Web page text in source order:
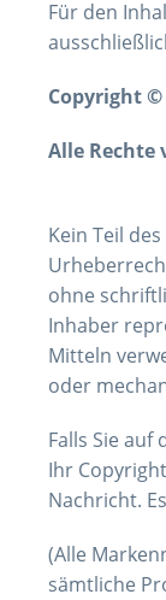
Für den
Copyright ©
Alle Rechte
Kein Teil
ohne
Inhaber
Mitteln
oder
Falls Sie auf
Ihr
Nachricht.
(Alle
sämtliche